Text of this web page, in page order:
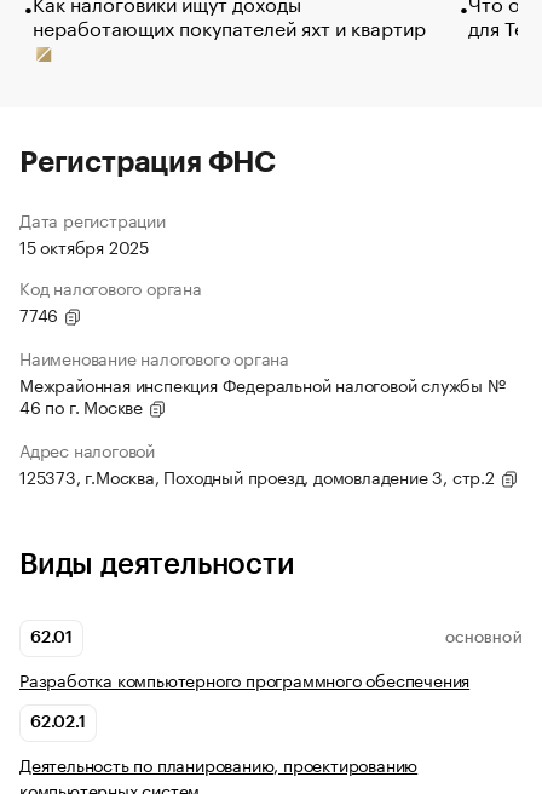
неработающих покупателей яхт и квартир
для
Регистрация ФНС
Дата регистрации
15 октября 2025
Код налогового органа
7746
Наименование налогового органа
Межрайонная инспекция Федеральной налоговой службы №
46 по г. Москве
Адрес налоговой
125373, г.Москва, Походный проезд, домовладение 3, стр.2
Виды деятельности
62.01 ОСНОВНОЙ
Разработка компьютерного программного обеспечения
62.02.1
Деятельность по планированию, проектированию